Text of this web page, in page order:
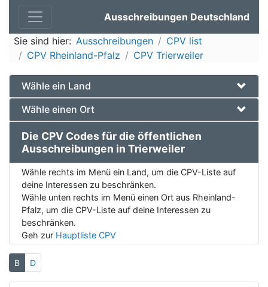
Ausschreibungen Deutschland
Sie sind hier: Ausschreibungen
CPV list
CPV Rheinland-Pfalz
CPV Trierweiler
Wähle ein Land
Wähle einen Ort
Die CPV Codes für die öffentlichen
Ausschreibungen in Trierweiler
Wähle rechts im Menü ein Land, um die CPV-Liste auf
deine Interessen zu beschränken.
Wähle unten rechts im Menü einen Ort aus Rheinland-
Pfalz, um die CPV-Liste auf deine Interessen zu
beschränken.
Geh zur Hauptliste CPV
B D